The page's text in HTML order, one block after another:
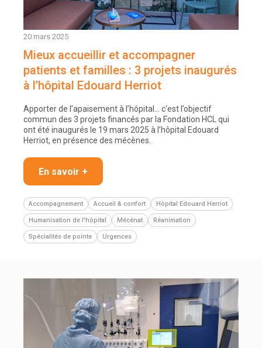
20 mars 2025
Mieux accueillir et accompagner
patients et familles : 3 projets inaugurés
à l’hôpital Edouard Herriot
Apporter de l’apaisement à l’hôpital… c‘est l’objectif
commun des 3 projets financés par la Fondation HCL qui
ont été inaugurés le 19 mars 2025 à l’hôpital Edouard
Herriot, en présence des mécènes.
En savoir +
Accompagnement Accueil & confort Hôpital Edouard Herriot
Humanisation de l'hôpital Mécénat Réanimation
Spécialités de pointe Urgences